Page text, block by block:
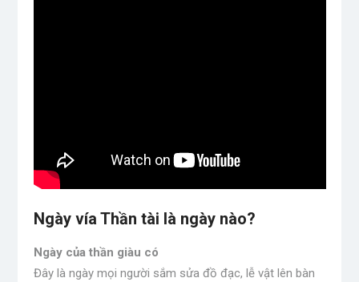
Ngày vía Thần tài là ngày nào?
Ngày của thần giàu có
Đây là ngày mọi người sắm sửa đồ đạc, lễ vật lên bàn